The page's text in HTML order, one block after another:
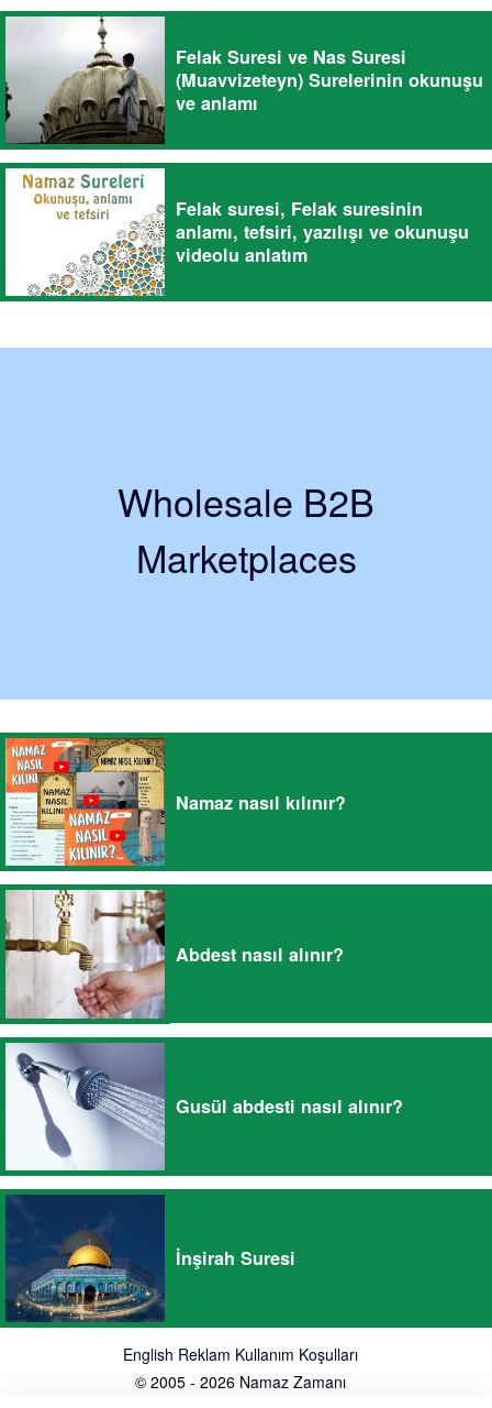
Felak Suresi ve Nas Suresi
(Muavvizeteyn) Surelerinin okunuşu
ve anlamı
Felak suresi, Felak suresinin
anlamı, tefsiri, yazılışı ve okunuşu
videolu anlatım
Wholesale B2B
Marketplaces
Namaz nasıl kılınır?
Abdest nasıl alınır?
Gusül abdesti nasıl alınır?
İnşirah Suresi
English Reklam Kullanım Koşulları
© 2005 - 2026 Namaz Zamanı